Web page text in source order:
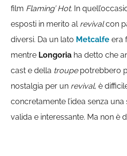
film Flaming’ Hot. In
esposti in merito al revivalcon
diversi. Da un lato Metcalfeera
mentre Longoria ha detto che
cast e della troupepotrebbero
nostalgia per un revival, è
concretamente l’idea senza
valida e interessante. Ma non è